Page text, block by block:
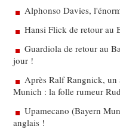
Alphonso Davies,
Hansi Flick de retour au
Guardiola de retour au
jour !
Après Ralf Rangnick, un
Munich : la folle rumeur
Upamecano (Bayern
anglais !